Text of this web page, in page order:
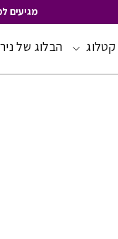
מגיעים
קטלוג הבלוג של